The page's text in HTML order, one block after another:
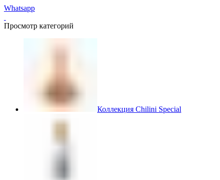
Whatsapp
Просмотр категорий
Коллекция Chilini Special